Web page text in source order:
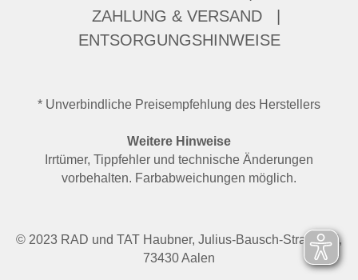
ZAHLUNG & VERSAND
ENTSORGUNGSHINWEISE
* Unverbindliche Preisempfehlung des Herstellers
Weitere Hinweise
Irrtümer, Tippfehler und technische Änderungen
vorbehalten. Farbabweichungen möglich.
© 2023 RAD und TAT Haubner, Julius-Bausch-Straße 37,
73430 Aalen